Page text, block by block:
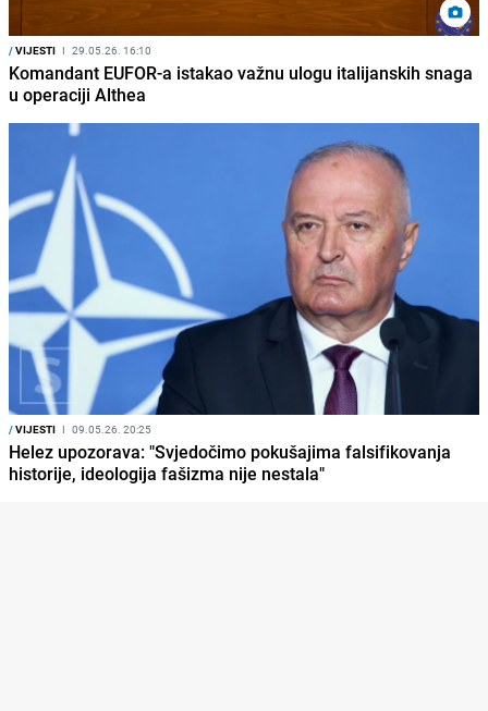
/VIJESTI I 29.05.26. 16:10
Komandant EUFOR-a istakao važnu ulogu italijanskih snaga
u operaciji Althea
/VIJESTI I 09.05.26. 20:25
Helez upozorava: "Svjedočimo pokušajima falsifikovanja
historije, ideologija fašizma nije nestala"